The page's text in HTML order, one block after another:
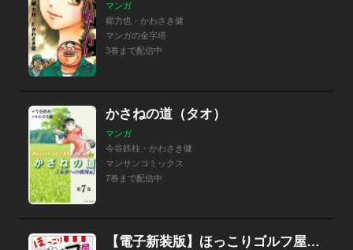
マンガ
郷力也・かわさき健
マンガの金字塔
3巻まで配信中
かさねの道（タオ）
マンガ
今谷鉄柱・かわさき健
マンサンコミックス
7巻まで配信中
【電子新装版】ほっこりゴルフ屋さん